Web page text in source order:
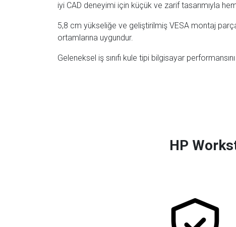
iyi CAD deneyimi için küçük ve zarif tasarımıyla
5,8 cm yükseliğe ve geliştirilmiş VESA montaj
ortamlarına uygundur.
Geleneksel iş sınıfı kule tipi bilgisayar
HP